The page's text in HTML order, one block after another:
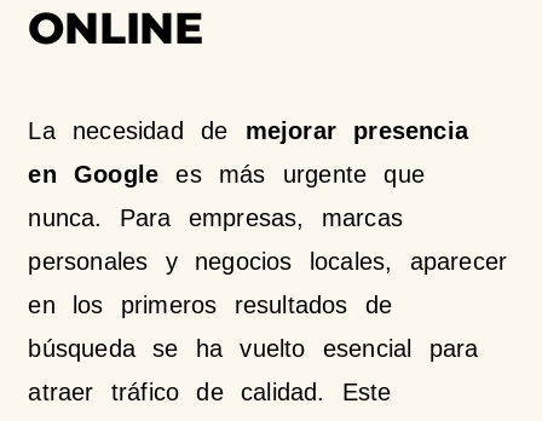
ONLINE
La necesidad de mejorar presencia
en Google es más urgente que
nunca. Para empresas, marcas
personales y negocios locales, aparecer
en los primeros resultados de
búsqueda se ha vuelto esencial para
atraer tráfico de calidad. Este